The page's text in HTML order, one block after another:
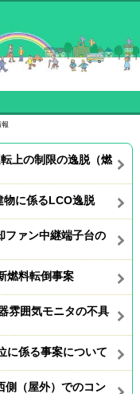
報
上の制限の逸脱（燃
物に係るLCO逸脱
ファン中継端子台の
燃料転倒事案
雰囲気モニタの不具
に係る事案について
側（屋外）でのコン